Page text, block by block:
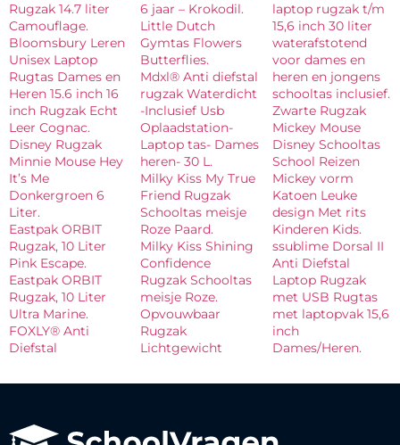
Rugzak 14.7 liter
Camouflage.
Bloomsbury Leren
Unisex Laptop
Rugtas Dames en
Heren 15.6 inch 16
inch Rugzak Echt
Leer Cognac.
Disney Rugzak
Minnie Mouse Hey
It’s Me
Donkergroen 6
Liter.
Eastpak ORBIT
Rugzak, 10 Liter
Pink Escape.
Eastpak ORBIT
Rugzak, 10 Liter
Ultra Marine.
FOXLY® Anti
Diefstal
6 jaar – Krokodil.
Little Dutch
Gymtas Flowers
Butterflies.
Mdxl® Anti diefstal
rugzak Waterdicht
-Inclusief Usb
Oplaadstation-
Laptop tas- Dames
heren- 30 L.
Milky Kiss My True
Friend Rugzak
Schooltas meisje
Roze Paard.
Milky Kiss Shining
Confidence
Rugzak Schooltas
meisje Roze.
Opvouwbaar
Rugzak
Lichtgewicht
laptop rugzak t/m
15,6 inch 30 liter
waterafstotend
voor dames en
heren en jongens
schooltas inclusief.
Zwarte Rugzak
Mickey Mouse
Disney Schooltas
School Reizen
Mickey vorm
Katoen Leuke
design Met rits
Kinderen Kids.
ssublime Dorsal II
Anti Diefstal
Laptop Rugzak
met USB Rugtas
met laptopvak 15,6
inch
Dames/Heren.